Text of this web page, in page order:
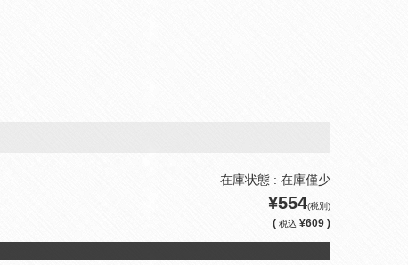
在庫状態 : 在庫僅少
¥554(税別)
( 税込 ¥609 )